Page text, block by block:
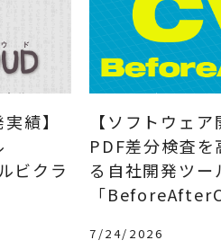
績】
ビクラ
【ソフトウェア
PDF差分検査を
る自社開発ツー
「
7/24/2026